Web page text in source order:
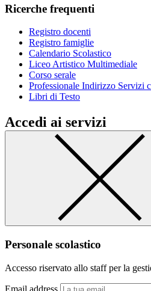
Ricerche frequenti
Registro docenti
Registro famiglie
Calendario Scolastico
Liceo Artistico Multimediale
Corso serale
Professionale Indirizzo Servizi
Libri di Testo
Accedi ai servizi
Personale scolastico
Accesso riservato allo staff per la
Email address